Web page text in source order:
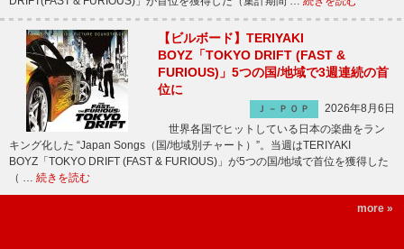
【ビルボード】TERIYAKI
BOYZ「TOKYO DRIFT (FAST &
FURIOUS)」5つの国/地域で3週連続の首
位に
Ｊ－ＰＯＰ
2026年8月6日
世界各国でヒットしている日本の楽曲をラン
キング化した “Japan Songs（国/地域別チャート）”。当週はTERIYAKI
BOYZ「TOKYO DRIFT (FAST & FURIOUS)」が5つの国/地域で首位を獲得した
（ … 続きを読む
more »